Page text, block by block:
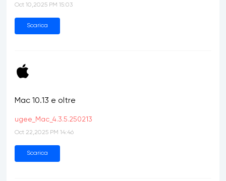
Oct 10,2025 PM 15:03
Scarica
Mac 10.13 e oltre
ugee_Mac_4.3.5.250213
Oct 22,2025 PM 14:46
Scarica